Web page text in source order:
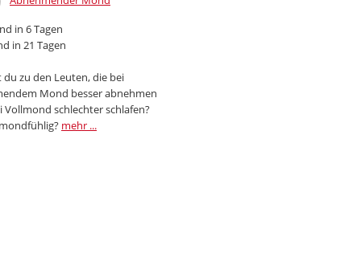
in 6 Tagen
in 21 Tagen
du zu den Leuten, die bei
Mond besser abnehmen
Vollmond schlechter schlafen?
mehr ...